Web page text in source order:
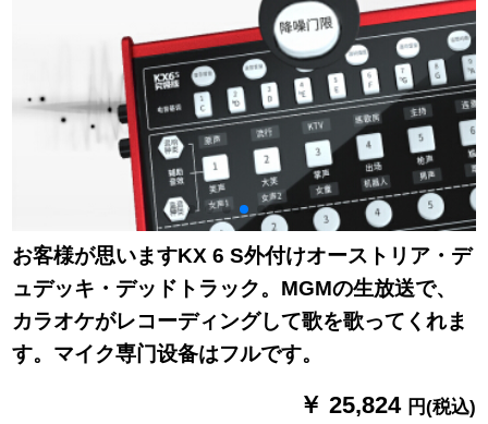
お客様が思いますKX 6 S外付けオーストリア・デ
ュデッキ・デッドトラック。MGMの生放送で、
カラオケがレコーディングして歌を歌ってくれま
す。マイク専门设备はフルです。
￥ 25,824 円(税込)